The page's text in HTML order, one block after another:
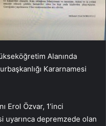
Alanında
Kararnamesi
Erol Özvar, 1’inci
uyarınca depremzede olan